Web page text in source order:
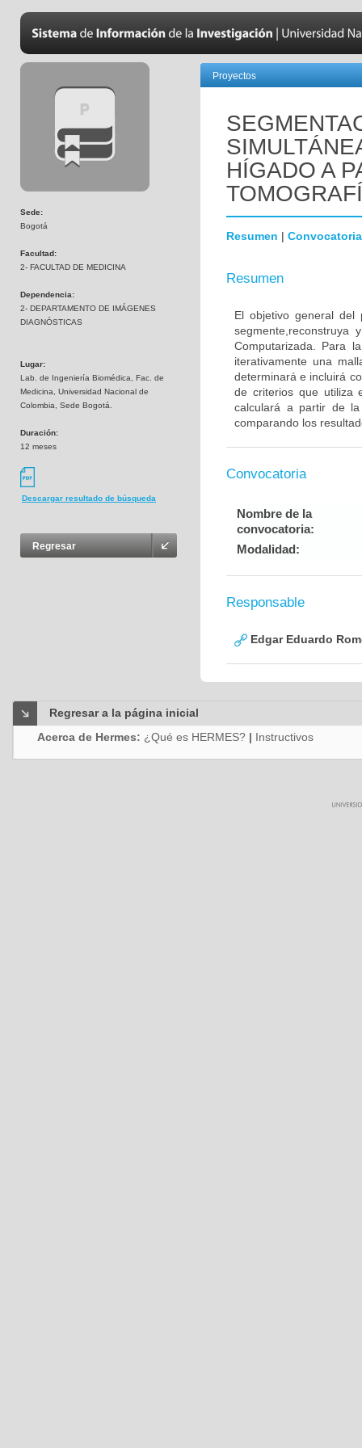
Sede:
Bogotá
Facultad:
2- FACULTAD DE MEDICINA
Dependencia:
2- DEPARTAMENTO DE IMÁGENES
DIAGNÓSTICAS
Lugar:
Lab. de Ingeniería Biomédica, Fac. de
Medicina, Universidad Nacional de
Colombia, Sede Bogotá.
Duración:
12 meses
Descargar resultado de búsqueda
Regresar
Proyectos
HÍGADO A
Resumen | Convocatoria
Resumen
El objetivo general del
segmente,reconstruya
Computarizada. Para
iterativamente una
determinará e incluirá
de criterios que utiliza
calculará a partir de
comparando los
Convocatoria
Nombre de la
convocatoria:
Modalidad:
Responsable
Edgar Eduardo
Regresar a la página inicial
Acerca de Hermes: ¿Qué es HERMES? | Instructivos